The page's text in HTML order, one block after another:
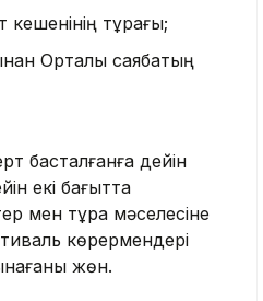
кешенінің тұрағы;
Орталық саябақтың
басталғанға дейін
екі бағытта
мен тұрақ мәселесіне
көрермендері
жөн.